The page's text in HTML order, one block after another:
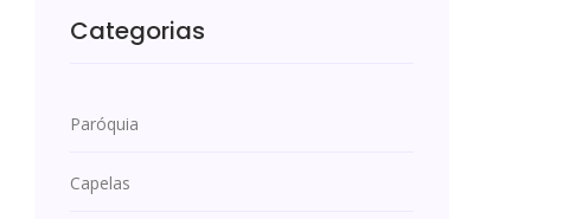
Categorias
Paróquia
Capelas